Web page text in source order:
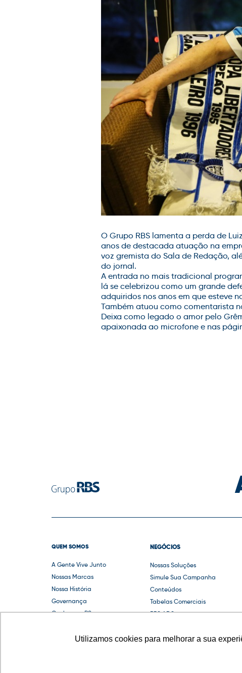
Utilizamos cookies para melhorar a sua
O Grupo RBS lamenta a perda de
anos de destacada atuação na
voz gremista do Sala de Redação,
do jornal.
A entrada no mais tradicional
lá se celebrizou como um grande
adquiridos nos anos em que esteve
Também atuou como comentarista
Deixa como legado o amor pelo
apaixonada ao microfone e nas
QUEM SOMOS
A Gente Vive Junto
Nossas Marcas
Nossa História
Governança
Conheça o RS
NEGÓCIOS
Nossas Soluções
Simule Sua Campanha
Conteúdos
Tabelas Comerciais
RBS ADS